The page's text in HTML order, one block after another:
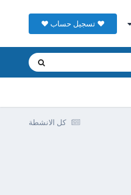
♥ تسجيل حساب ♥
كل الانشطة